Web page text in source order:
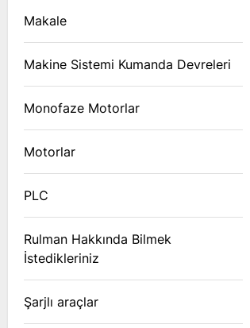
Makale
Makine Sistemi Kumanda Devreleri
Monofaze Motorlar
Motorlar
PLC
Rulman Hakkında Bilmek
İstedikleriniz
Şarjlı araçlar